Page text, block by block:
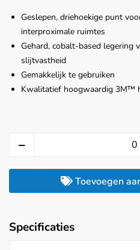
Geslepen, driehoekige punt
interproximale ruimtes
Gehard, cobalt-based legering
slijtvastheid
Gemakkelijk te gebruiken
Kwalitatief hoogwaardig 3M™
Toevoegen
Specificaties